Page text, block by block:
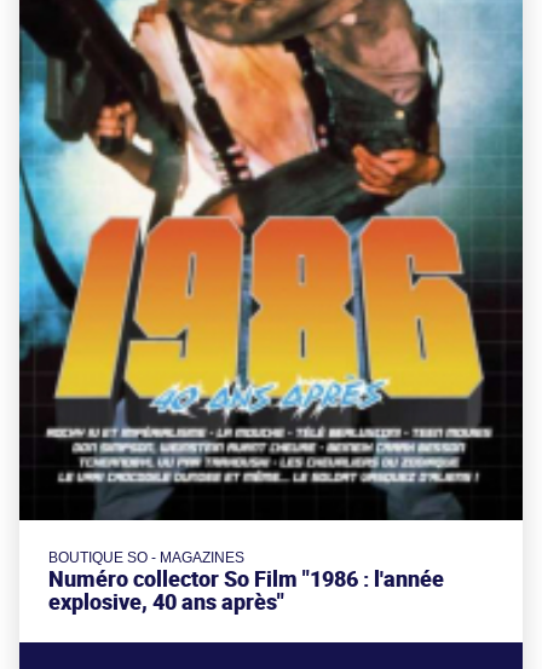
BOUTIQUE SO - MAGAZINES
Numéro collector So Film "1986 : l'année
explosive, 40 ans après"